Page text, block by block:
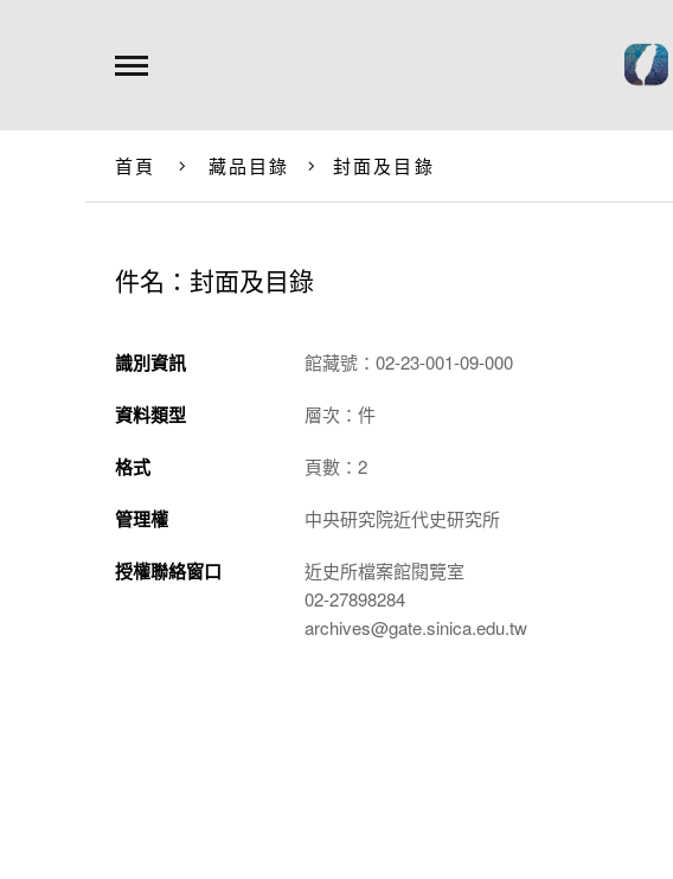
首頁 藏品目錄 封面及目錄
件名：封面及目錄
識別資訊 館藏號：02-23-001-09-000
資料類型 層次：件
格式 頁數：2
管理權 中央研究院近代史研究所
授權聯絡窗口
近史所檔案館閱覽室
02-27898284
archives@gate.sinica.edu.tw